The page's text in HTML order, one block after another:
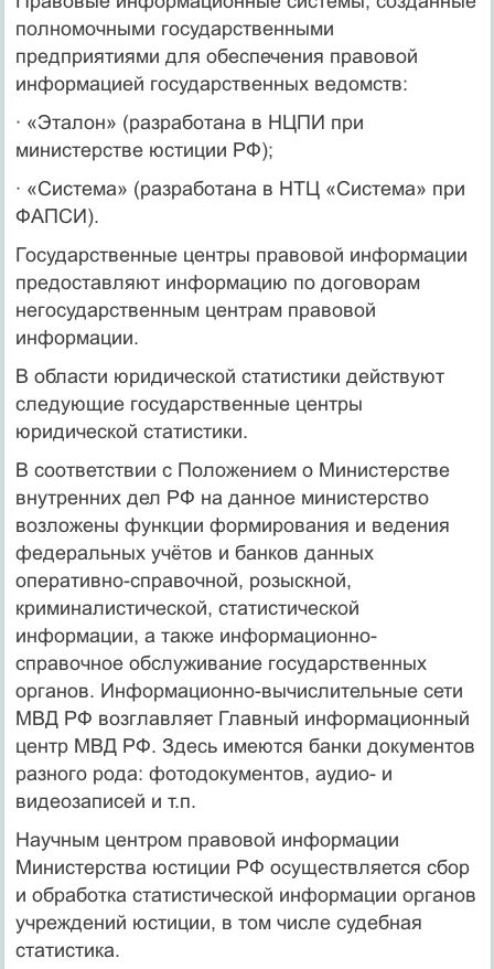
полномочными государственными
предприятиями для обеспечения правовой
информацией государственных ведомств:
· «Эталон» (разработана в НЦПИ при
министерстве юстиции РФ);
· «Система» (разработана в НТЦ «Система» при
ФАПСИ).
Государственные центры правовой информации
предоставляют информацию по договорам
негосударственным центрам правовой
информации.
В области юридической статистики действуют
следующие государственные центры
юридической статистики.
В соответствии с Положением о Министерстве
внутренних дел РФ на данное министерство
возложены функции формирования и ведения
федеральных учётов и банков данных
оперативно-справочной, розыскной,
криминалистической, статистической
информации, а также информационно-
справочное обслуживание государственных
органов. Информационно-вычислительные сети
МВД РФ возглавляет Главный информационный
центр МВД РФ. Здесь имеются банки документов
разного рода: фотодокументов, аудио- и
видеозаписей и т.п.
Научным центром правовой информации
Министерства юстиции РФ осуществляется сбор
и обработка статистической информации органов
учреждений юстиции, в том числе судебная
статистика.